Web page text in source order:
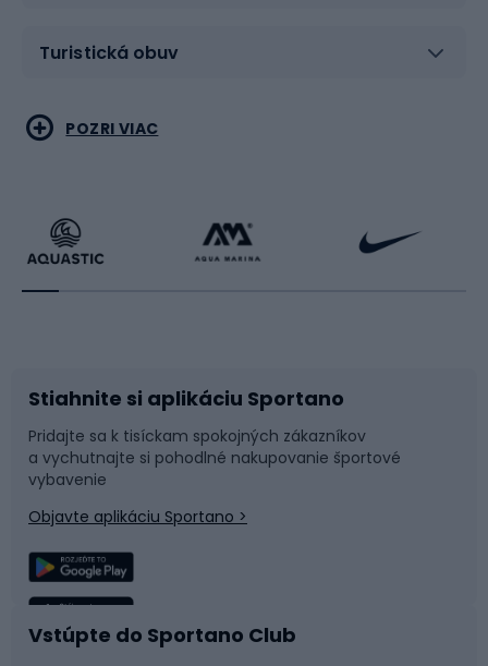
Turistická obuv
Vodné športy
Beh
Príslušenstvo k bicyklom
Časti bicyklov
Rybolov
Bojové umenia
Raketové športy
Sane a kĺzačky
Snowboard
Plávanie
POZRI VIAC
Stiahnite si aplikáciu Sportano
Pridajte sa k tisíckam spokojných zákazníkov
a vychutnajte si pohodlné nakupovanie športové
vybavenie
Objavte aplikáciu Sportano >
Vstúpte do Sportano Club